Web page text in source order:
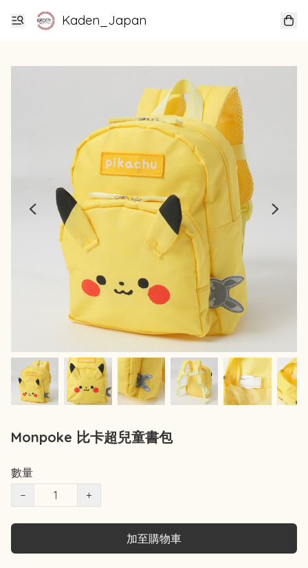
Kaden_Japan
Monpoke 比卡超兒童書包
數量
−
+
加至購物車